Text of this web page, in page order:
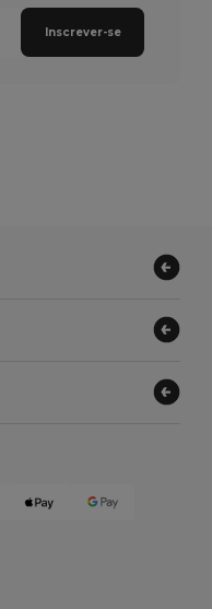
Inscrever-se